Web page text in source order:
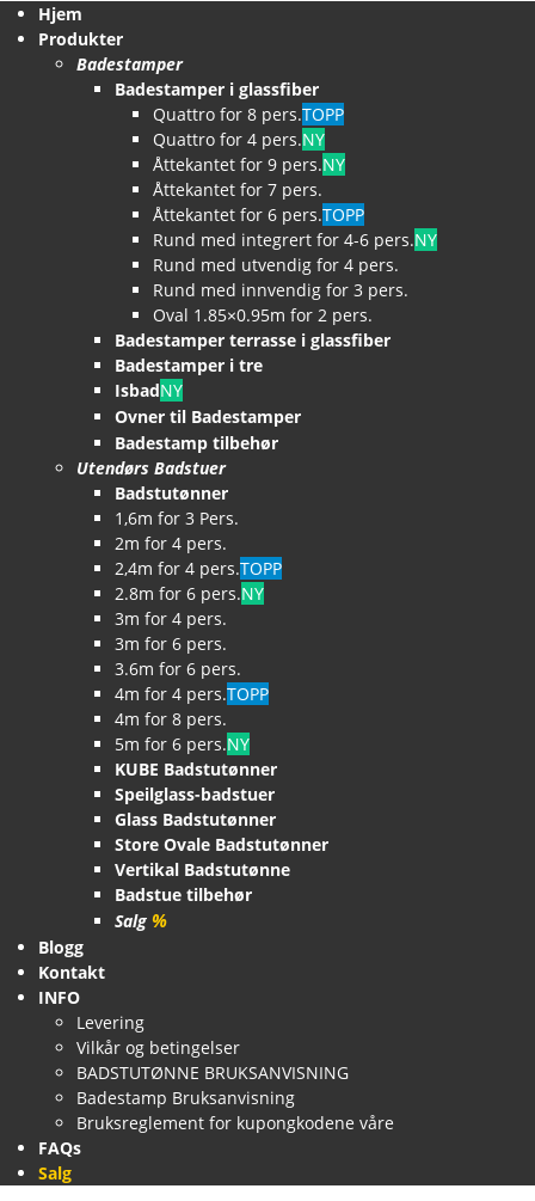
Hjem
Produkter
Badestamper
Badestamper i glassfiber
Quattro for 8 pers.TOPP
Quattro for 4 pers.NY
Åttekantet for 9 pers.NY
Åttekantet for 7 pers.
Åttekantet for 6 pers.TOPP
Rund med integrert for 4-6 pers.NY
Rund med utvendig for 4 pers.
Rund med innvendig for 3 pers.
Oval 1.85×0.95m for 2 pers.
Badestamper terrasse i glassfiber
Badestamper i tre
IsbadNY
Ovner til Badestamper
Badestamp tilbehør
Utendørs Badstuer
Badstutønner
1,6m for 3 Pers.
2m for 4 pers.
2,4m for 4 pers.TOPP
2.8m for 6 pers.NY
3m for 4 pers.
3m for 6 pers.
3.6m for 6 pers.
4m for 4 pers.TOPP
4m for 8 pers.
5m for 6 pers.NY
KUBE Badstutønner
Speilglass-badstuer
Glass Badstutønner
Store Ovale Badstutønner
Vertikal Badstutønne
Badstue tilbehør
Salg %
Blogg
Kontakt
INFO
Levering
Vilkår og betingelser
BADSTUTØNNE BRUKSANVISNING
Badestamp Bruksanvisning
Bruksreglement for kupongkodene våre
FAQs
Salg